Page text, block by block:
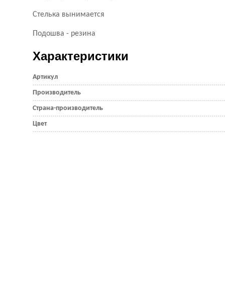
Стелька вынимается
Подошва - резина
Характеристики
Артикул
Производитель
Страна-производитель
Цвет